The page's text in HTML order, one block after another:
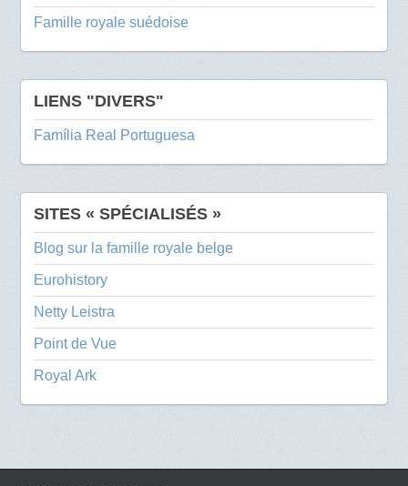
Famille royale suédoise
LIENS "DIVERS"
Família Real Portuguesa
SITES « SPÉCIALISÉS »
Blog sur la famille royale belge
Eurohistory
Netty Leistra
Point de Vue
Royal Ark